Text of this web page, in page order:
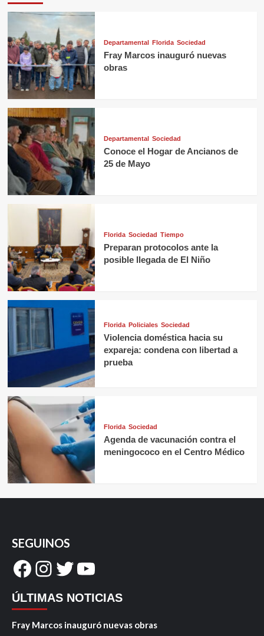
Departamental Florida Sociedad
Fray Marcos inauguró nuevas
obras
Departamental Sociedad
Conoce el Hogar de Ancianos de
25 de Mayo
Florida Sociedad Tiempo
Preparan protocolos ante la
posible llegada de El Niño
Florida Policiales Sociedad
Violencia doméstica hacia su
expareja: condena con libertad a
prueba
Florida Sociedad
Agenda de vacunación contra el
meningococo en el Centro Médico
SEGUINOS
Facebook
Instagram
Twitter
YouTube
ÚLTIMAS NOTICIAS
Fray Marcos inauguró nuevas obras